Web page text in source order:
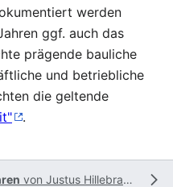
werden
ggf. auch das
prägende bauliche
und betriebliche
die geltende
.
von Justus Hillebrand